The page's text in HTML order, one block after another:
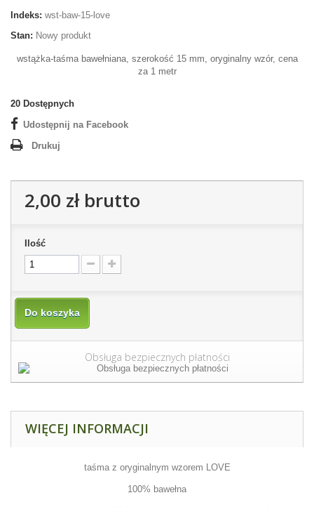
Indeks: wst-baw-15-love
Stan: Nowy produkt
wstążka-taśma bawełniana, szerokość 15 mm, oryginalny wzór, cena
za 1 metr
20 Dostępnych
Udostępnij na Facebook
Drukuj
2,00 złbrutto
Ilość
Do koszyka
Obsługa bezpiecznych płatności
WIĘCEJ INFORMACJI
taśma z oryginalnym wzorem LOVE
100% bawełna